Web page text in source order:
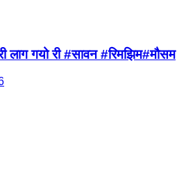
लाग गयो री #सावन #रिमझिम#मौसम